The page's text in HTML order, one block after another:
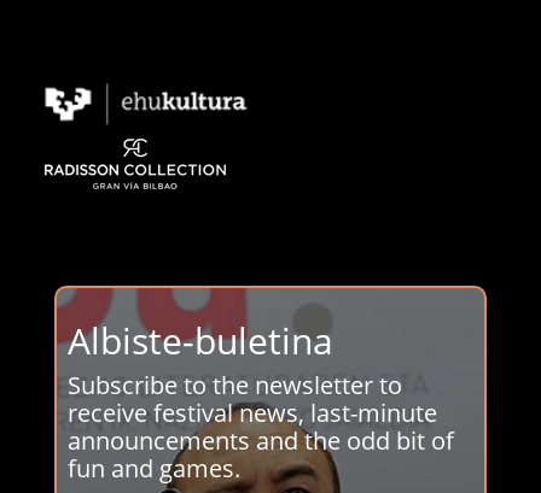
Albiste-buletina
Subscribe to the newsletter to
receive festival news, last-minute
announcements and the odd bit of
fun and games.